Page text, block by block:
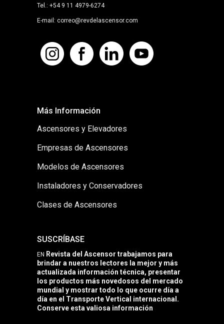
Tel.: +54 9 11 4979-6274
E-mail: correo@revdelascensor.com
Más Información
Ascensores y Elevadores
Empresas de Ascensores
Modelos de Ascensores
Instaladores y Conservadores
Clases de Ascensores
SUSCRÍBASE
EN Revista del Ascensor trabajamos para
brindar a nuestros lectores la mejor y más
actualizada información técnica, presentar
los productos más novedosos del mercado
mundial y mostrar todo lo que ocurre día a
día en el Transporte Vertical internacional.
Conserve esta valiosa información